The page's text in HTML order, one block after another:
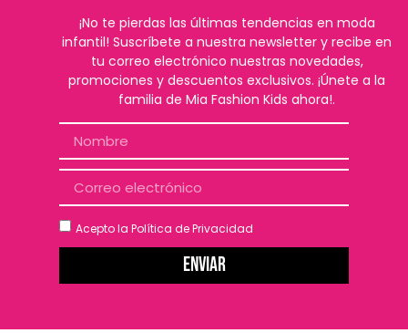
¡No te pierdas las últimas tendencias en moda
infantil! Suscríbete a nuestra newsletter y recibe en
tu correo electrónico nuestras novedades,
promociones y descuentos exclusivos. ¡Únete a la
familia de Mia Fashion Kids ahora!.
Acepto la Política de Privacidad
Enviar